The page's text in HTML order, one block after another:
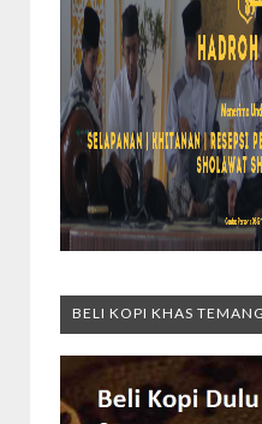
BELI KOPI KHAS